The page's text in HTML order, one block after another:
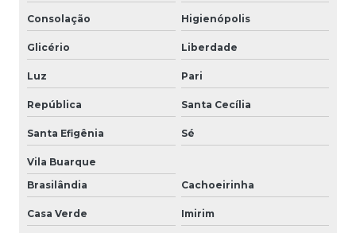
Consolação Higienópolis
Glicério Liberdade
Luz Pari
República Santa Cecília
Santa Efigênia Sé
Vila Buarque
Brasilândia
Cachoeirinha
Casa Verde Imirim